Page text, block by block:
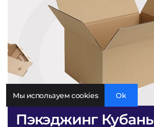
Пэкэджинг Кубань
Мы используем cookies Ok